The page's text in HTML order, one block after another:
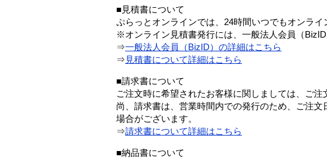
■見積書について
ぷらっとオンラインでは、24時間いつでもオンライ
※オンライン見積書発行には、一般法人会員（BizID
⇒一般法人会員（BizID）の詳細はこちら
⇒ 見積書について詳細はこちら
■請求書について
ご注文時に希望されたお客様に関しましては、ご注
尚、請求書は、営業時間内での発行のため、ご注
場合がございます。
⇒請求書について詳細はこちら
■納品書について